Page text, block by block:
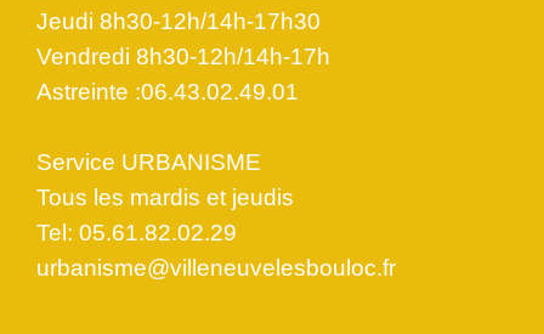
Jeudi 8h30-12h/14h-17h30
Vendredi 8h30-12h/14h-17h
Astreinte :06.43.02.49.01
Service URBANISME
Tous les mardis et jeudis
Tel: 05.61.82.02.29
urbanisme@villeneuvelesbouloc.fr